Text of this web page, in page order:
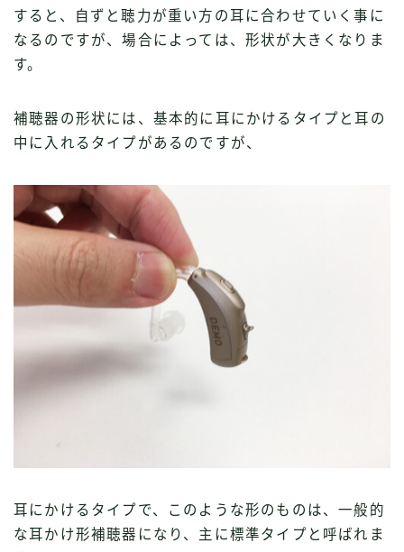
すると、自ずと聴力が重い方の耳に合わせていく事に
なるのですが、場合によっては、形状が大きくなりま
す。
補聴器の形状には、基本的に耳にかけるタイプと耳の
中に入れるタイプがあるのですが、
耳にかけるタイプで、このような形のものは、一般的
な耳かけ形補聴器になり、主に標準タイプと呼ばれま